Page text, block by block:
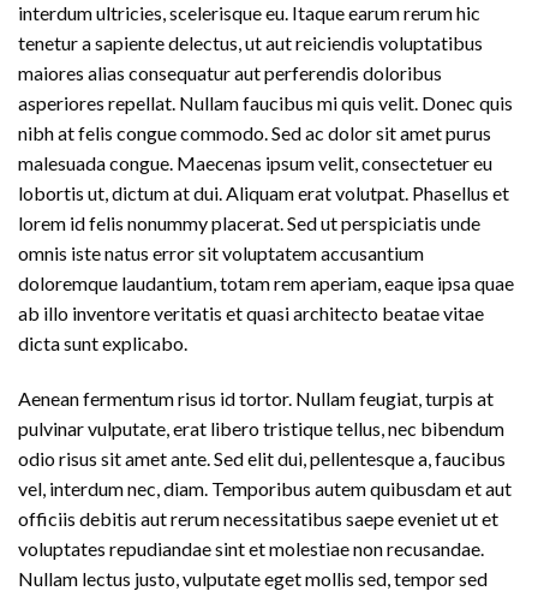
interdum ultricies, scelerisque eu. Itaque earum rerum hic
tenetur a sapiente delectus, ut aut reiciendis voluptatibus
maiores alias consequatur aut perferendis doloribus
asperiores repellat. Nullam faucibus mi quis velit. Donec quis
nibh at felis congue commodo. Sed ac dolor sit amet purus
malesuada congue. Maecenas ipsum velit, consectetuer eu
lobortis ut, dictum at dui. Aliquam erat volutpat. Phasellus et
lorem id felis nonummy placerat. Sed ut perspiciatis unde
omnis iste natus error sit voluptatem accusantium
doloremque laudantium, totam rem aperiam, eaque ipsa quae
ab illo inventore veritatis et quasi architecto beatae vitae
dicta sunt explicabo.
Aenean fermentum risus id tortor. Nullam feugiat, turpis at
pulvinar vulputate, erat libero tristique tellus, nec bibendum
odio risus sit amet ante. Sed elit dui, pellentesque a, faucibus
vel, interdum nec, diam. Temporibus autem quibusdam et aut
officiis debitis aut rerum necessitatibus saepe eveniet ut et
voluptates repudiandae sint et molestiae non recusandae.
Nullam lectus justo, vulputate eget mollis sed, tempor sed